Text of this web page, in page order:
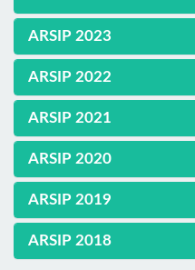
ARSIP 2023
ARSIP 2022
ARSIP 2021
ARSIP 2020
ARSIP 2019
ARSIP 2018